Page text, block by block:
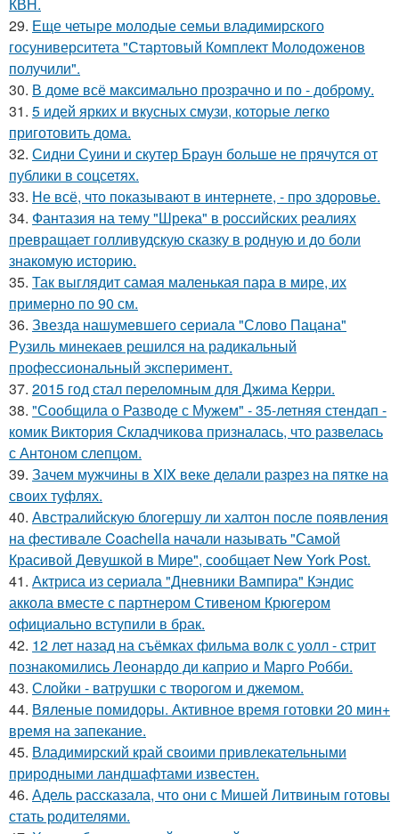
29. Еще четыре молодые семьи владимирского
госуниверситета "Стартовый Комплект Молодоженов
получили".
30. В доме всё максимально прозрачно и по - доброму.
31. 5 идей ярких и вкусных смузи, которые легко
приготовить дома.
32. Сидни Суини и скутер Браун больше не прячутся от
публики в соцсетях.
33. Не всё, что показывают в интернете, - про здоровье.
34. Фантазия на тему "Шрека" в российских реалиях
превращает голливудскую сказку в родную и до боли
знакомую историю.
35. Так выглядит самая маленькая пара в мире, их
примерно по 90 см.
36. Звезда нашумевшего сериала "Слово Пацана"
Рузиль минекаев решился на радикальный
профессиональный эксперимент.
37. 2015 год стал переломным для Джима Керри.
38. "Сообщила о Разводе с Мужем" - 35-летняя стендап -
комик Виктория Складчикова призналась, что развелась
с Антоном слепцом.
39. Зачем мужчины в XIX веке делали разрез на пятке на
своих туфлях.
40. Австралийскую блогершу ли халтон после появления
на фестивале Coachella начали называть "Самой
Красивой Девушкой в Мире", сообщает New York Post.
41. Актриса из сериала "Дневники Вампира" Кэндис
аккола вместе с партнером Стивеном Крюгером
официально вступили в брак.
42. 12 лет назад на съёмках фильма волк с уолл - стрит
познакомились Леонардо ди каприо и Марго Робби.
43. Слойки - ватрушки с творогом и джемом.
44. Вяленые помидоры. Активное время готовки 20 мин+
время на запекание.
45. Владимирский край своими привлекательными
природными ландшафтами известен.
46. Адель рассказала, что они с Мишей Литвиным готовы
стать родителями.